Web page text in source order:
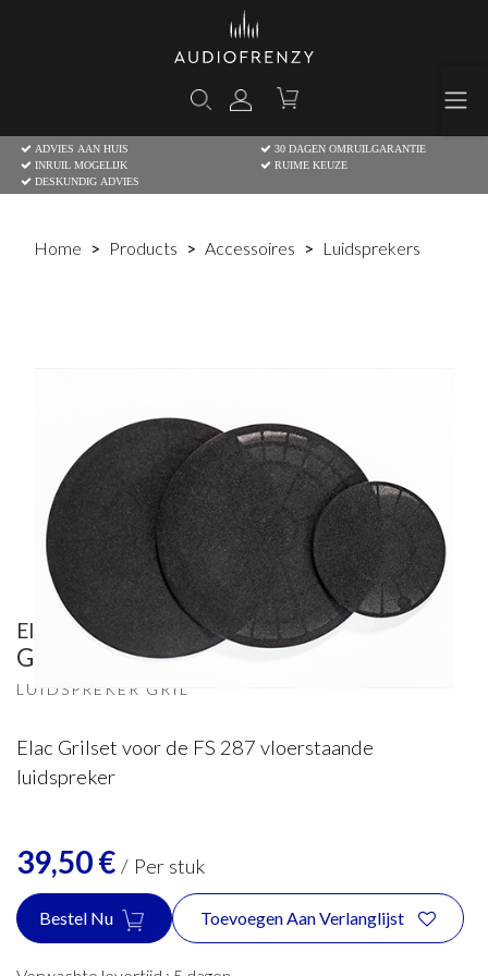
ADVIES AAN HUIS
30 DAGEN OMRUILGARANTIE
INRUIL MOGELIJK
RUIME KEUZE
DESKUNDIG ADVIES
Home Products Accessoires Luidsprekers
Elac
Grilset FS 287
LUIDSPREKER GRIL
Elac Grilset voor de FS 287 vloerstaande
luidspreker
39,50€ / Per stuk
Bestel Nu Toevoegen Aan Verlanglijst